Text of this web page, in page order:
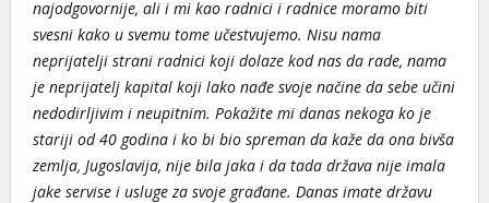
najodgovornije, ali i mi kao radnici i radnice moramo biti
svesni kako u svemu tome učestvujemo. Nisu nama
neprijatelji strani radnici koji dolaze kod nas da rade, nama
je neprijatelj kapital koji lako nađe svoje načine da sebe učini
nedodirljivim i neupitnim. Pokažite mi danas nekoga ko je
stariji od 40 godina i ko bi bio spreman da kaže da ona bivša
zemlja, Jugoslavija, nije bila jaka i da tada država nije imala
jake servise i usluge za svoje građane. Danas imate državu